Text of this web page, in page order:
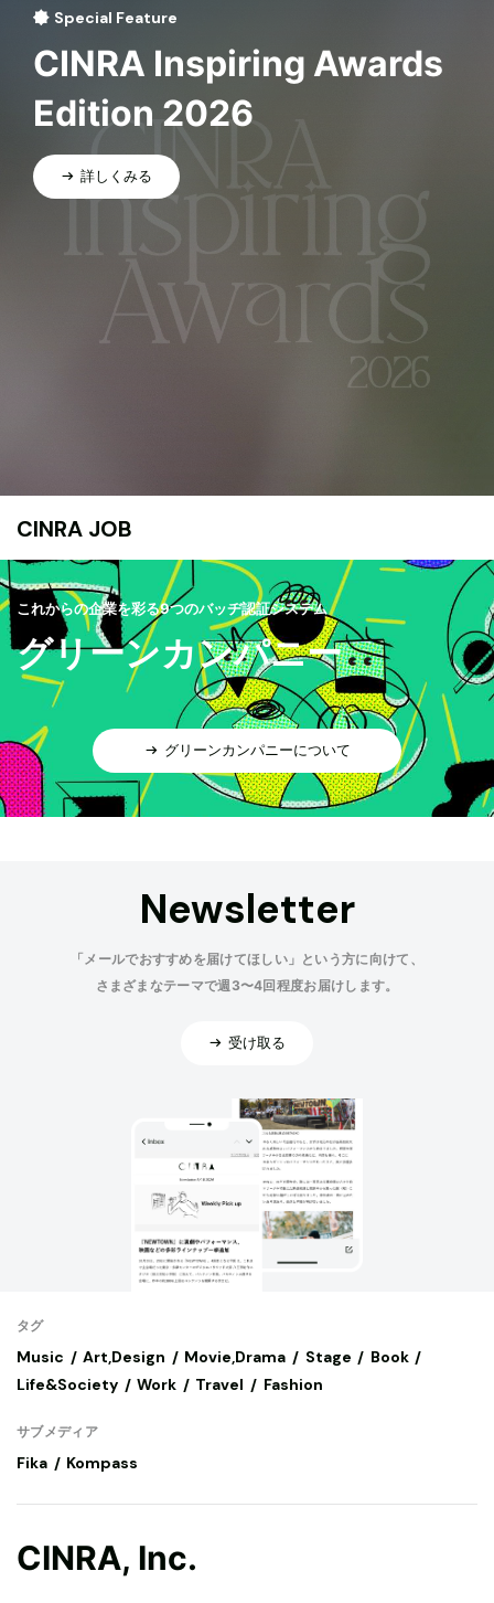
Special Feature
CINRA Inspiring Awards
Edition 2026
詳しくみる
CINRA JOB
これからの企業を彩る9つのバッヂ認証システム
グリーンカンパニー
グリーンカンパニーについて
Newsletter
「メールでおすすめを届けてほしい」という方に向けて、
さまざまなテーマで週3〜4回程度お届けします。
受け取る
タグ
Music Art,Design Movie,Drama Stage
Book
Life&Society
Work Travel Fashion
サブメディア
Fika Kompass
CINRA, Inc.